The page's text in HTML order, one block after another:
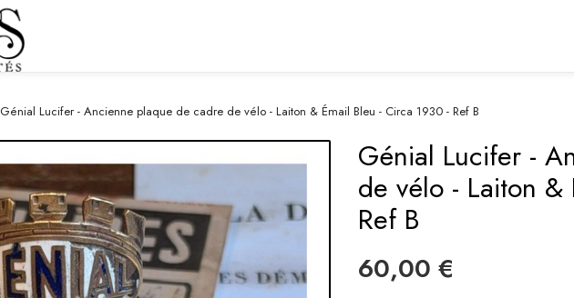
Génial Lucifer - Ancienne plaque de cadre de vélo - Laiton & Émail Bleu - Circa 1930 - Ref B
Génial Lucifer -
de vélo - Laiton &
Ref B
60,00 €